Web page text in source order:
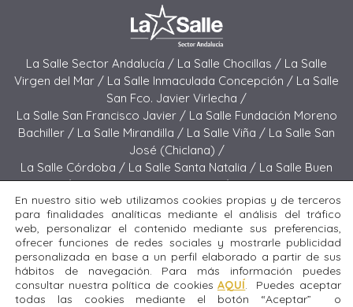
La Salle Sector Andalucía / La Salle Chocillas / La Salle
Virgen del Mar / La Salle Inmaculada Concepción / La Salle
San Fco. Javier Virlecha /
La Salle San Francisco Javier / La Salle Fundación Moreno
Bachiller / La Salle Mirandilla / La Salle Viña / La Salle San
José (Chiclana) /
La Salle Córdoba / La Salle Santa Natalia / La Salle Buen
Pastor /La Salle Sagrado Corazón /La Salle San José
(Jerez) / La Salle El Carmen (Melilla) /
La Salle Buen Consejo /La Salle El Carmen (San Fernando) /
La Salle San Francisco /La Salle Felipe Benito /La Salle La
Purísima
Todos los derechos reservados. Diseñado y desarrollado
En nuestro sitio web utilizamos cookies propias y de terceros
para finalidades analíticas mediante el análisis del tráfico
web, personalizar el contenido mediante sus preferencias,
ofrecer funciones de redes sociales y mostrarle publicidad
personalizada en base a un perfil elaborado a partir de sus
hábitos de navegación. Para más información puedes
consultar nuestra política de cookiesAQUÍ. Puedes aceptar
todas las cookies mediante el botón “Aceptar” o